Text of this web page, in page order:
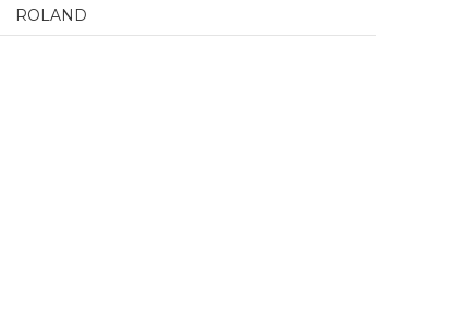
ROLAND